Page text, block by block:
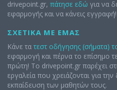
drivepoint.gr, πάτησε εδώ για να
εφαρμογής και να κάνεις εγγραφή!
ΣΧΕΤΙΚΆ ΜΕ ΕΜΆΣ
Κάνε τα τεστ οδήγησης (σήματα)
εφαρμογή και πέρνα το επίσημο
πρώτη! Το drivepoint.gr παρέχει
εργαλεία που χρειάζονται για την
εκπαίδευση των μαθητών τους.